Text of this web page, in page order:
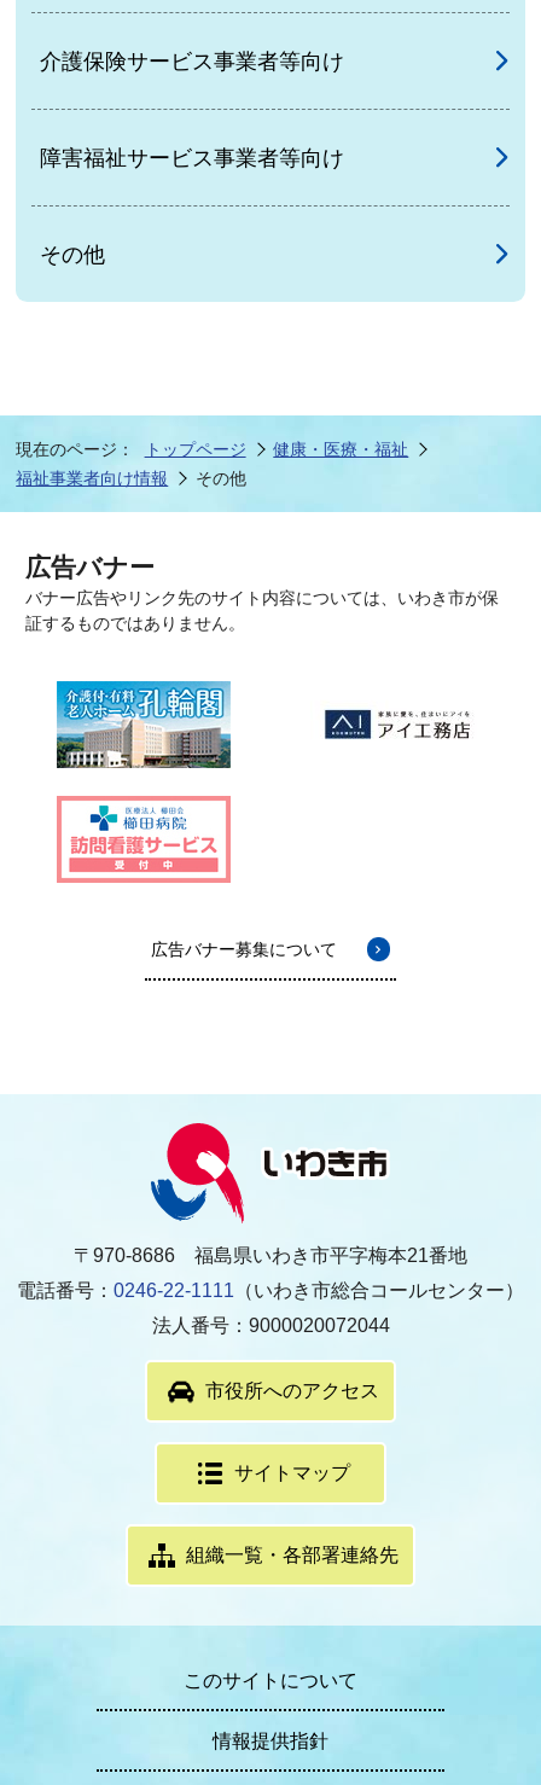
介護保険サービス事業者等向け
障害福祉サービス事業者等向け
その他
現在のページ： トップページ
健康・医療・福祉
福祉事業者向け情報
その他
広告バナー
バナー広告やリンク先のサイト内容については、いわき市が保
証するものではありません。
広告バナー募集について
〒970-8686 福島県いわき市平字梅本21番地
電話番号： 0246-22-1111 （いわき市総合コールセンター）
法人番号：9000020072044
市役所へのアクセス
サイトマップ
組織一覧・各部署連絡先
このサイトについて
情報提供指針